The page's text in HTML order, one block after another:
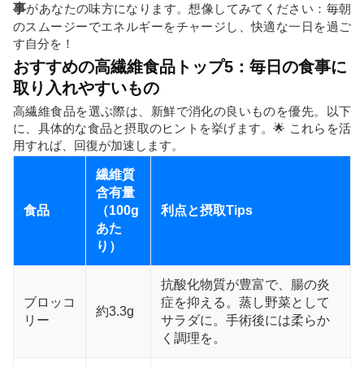
事があなたの味方になります。想像してみてください：毎朝
のスムージーでエネルギーをチャージし、快適な一日を過ご
す自分を！
おすすめの高繊維食品トップ5：毎日の食事に
取り入れやすいもの
高繊維食品を選ぶ際は、新鮮で消化の良いものを優先。以下
に、具体的な食品と摂取のヒントを挙げます。🌟 これらを活
用すれば、回復が加速します。
食品
繊維質
含有量
（100g
あた
り）
利点と摂取Tips
ブロッコ
リー
約3.3g
抗酸化物質が豊富で、腸の炎
症を抑える。蒸し野菜として
サラダに。手術後には柔らか
く調理を。